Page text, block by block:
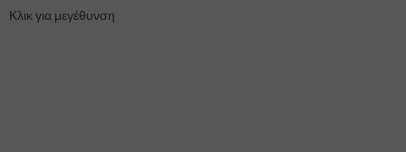
Κλικ για μεγέθυνση